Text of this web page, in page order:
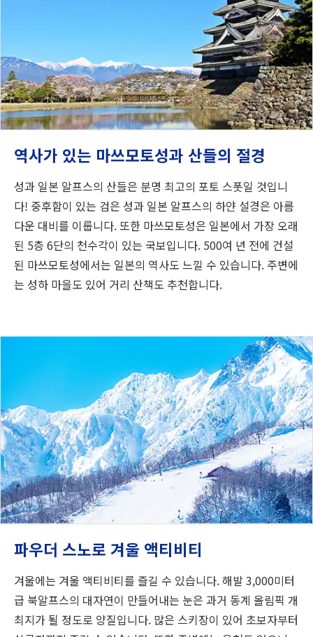
역사가 있는 마쓰모토성과 산들의 절경
성과 일본 알프스의 산들은 분명 최고의 포토 스폿일 것입니
다! 중후함이 있는 검은 성과 일본 알프스의 하얀 설경은 아름
다운 대비를 이룹니다. 또한 마쓰모토성은 일본에서 가장 오래
된 5층 6단의 천수각이 있는 국보입니다. 500여 년 전에 건설
된 마쓰모토성에서는 일본의 역사도 느낄 수 있습니다. 주변에
는 성하 마을도 있어 거리 산책도 추천합니다.
파우더 스노로 겨울 액티비티
겨울에는 겨울 액티비티를 즐길 수 있습니다. 해발 3,000미터
급 북알프스의 대자연이 만들어내는 눈은 과거 동계 올림픽 개
최지가 될 정도로 양질입니다. 많은 스키장이 있어 초보자부터